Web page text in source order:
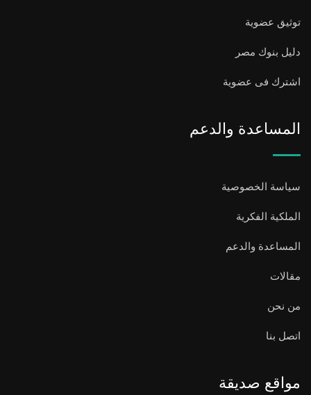
توثيق عضوية
دليل بنوك مصر
اشترك فى عضوية
المساعدة والدعم
سياسة الخصوصية
الملكية الفكرية
المساعدة والدعم
مقالات
من نحن
اتصل بنا
مواقع صديقة